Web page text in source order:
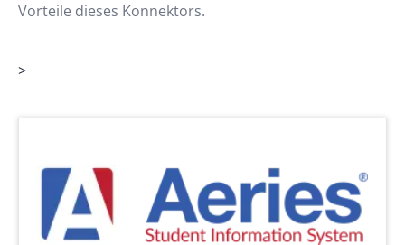
Vorteile dieses Konnektors.
>